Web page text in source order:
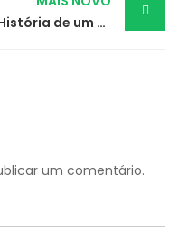
A História de um Menino Chamado “Torresmo”!
um comentário.